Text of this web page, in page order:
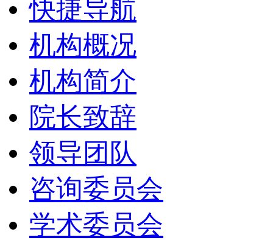
快捷导航
机构概况
机构简介
院长致辞
领导团队
咨询委员会
学术委员会